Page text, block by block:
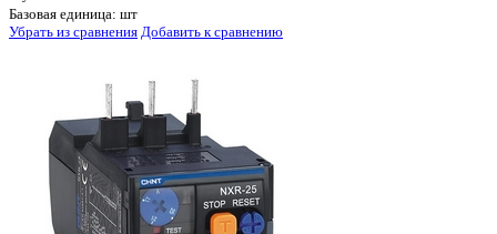
Базовая единица: шт
Убрать из сравнения Добавить к сравнению